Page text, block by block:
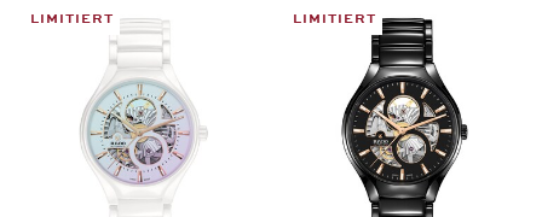
LIMITIERT LIMITIERT